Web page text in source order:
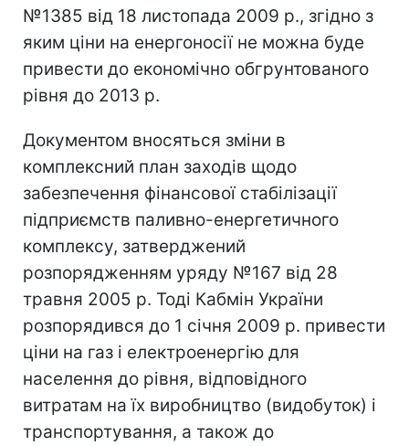
№1385 від 18 листопада 2009 р., згідно з
яким ціни на енергоносії не можна буде
привести до економічно обгрунтованого
рівня до 2013 р.
Документом вносяться зміни в
комплексний план заходів щодо
забезпечення фінансової стабілізації
підприємств паливно-енергетичного
комплексу, затверджений
розпорядженням уряду №167 від 28
травня 2005 р. Тоді Кабмін України
розпорядився до 1 січня 2009 р. привести
ціни на газ і електроенергію для
населення до рівня, відповідного
витратам на їх виробництво (видобуток) і
транспортування, а також до